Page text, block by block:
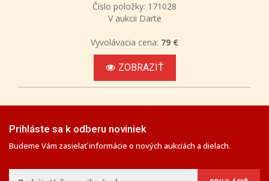
Číslo položky: 171028
V aukcii Darte
Vyvolávacia cena: 79 €
ZOBRAZIŤ
Prihláste sa k odberu noviniek
Budeme Vám zasielať informácie o nových aukciách a dielach.